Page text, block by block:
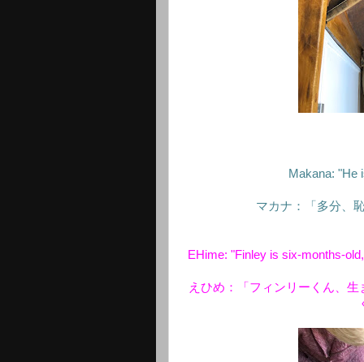
Makana: "He
マカナ：「多分、
EHime: "Finley is six-months-
えひめ：「フィンリーくん、